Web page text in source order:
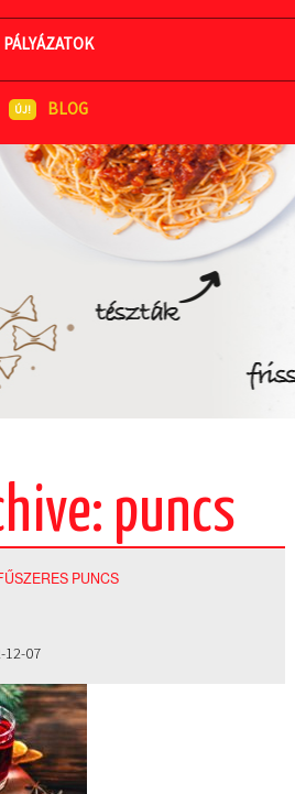
PÁLYÁZATOK
BLOG
puncs
PUNCS
12-07